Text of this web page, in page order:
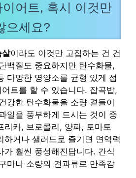
이어트, 혹시 이것만
으세요?
살이라도 이것만 고집하는 건 건
백질도 중요하지만 탄수화물,
다양한 영양소를 균형 있게 섭
트를 할 수 있습니다. 잡곡밥,
강한 탄수화물을 소량 곁들이
일을 풍부하게 드시는 것이 중
리카, 브로콜리, 양파, 토마토
하거나 샐러드로 즐기면 면역력
가 훨씬 풍성해진답니다. 간식
마나 소량의 견과류로 만족감